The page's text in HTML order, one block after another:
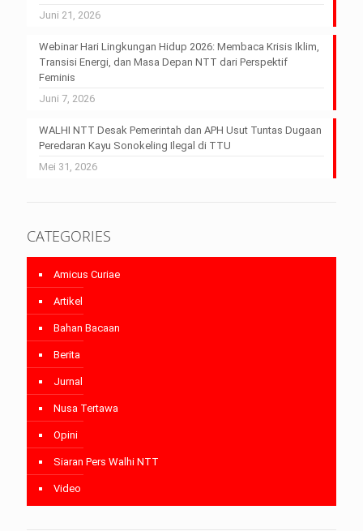
Juni 21, 2026
Webinar Hari Lingkungan Hidup 2026: Membaca Krisis Iklim,
Transisi Energi, dan Masa Depan NTT dari Perspektif
Feminis
Juni 7, 2026
WALHI NTT Desak Pemerintah dan APH Usut Tuntas Dugaan
Peredaran Kayu Sonokeling Ilegal di TTU
Mei 31, 2026
CATEGORIES
Amicus Curiae
Artikel
Bahan Bacaan
Berita
Jurnal
Nusa Tertawa
Opini
Siaran Pers Walhi NTT
Video